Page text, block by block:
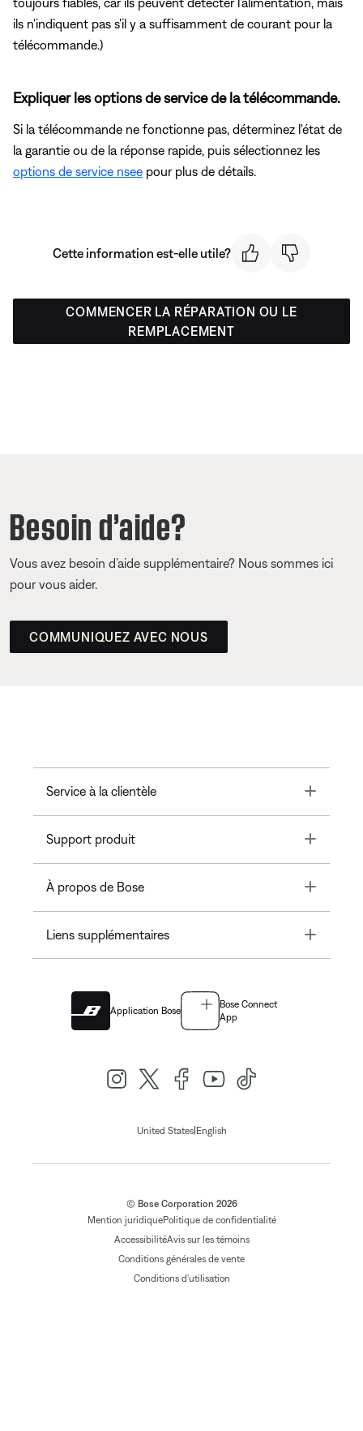
ils n'indiquent pas s'il y a suffisamment de courant pour la
télécommande.)
Expliquer les options de service de la télécommande.
Si la télécommande ne fonctionne pas, déterminez l'état de
la garantie ou de la réponse rapide, puis sélectionnez les
options de service nsee pour plus de détails.
Cette information est-elle utile?
COMMENCER LA RÉPARATION OU LE
REMPLACEMENT
Besoin d’aide?
Vous avez besoin d’aide supplémentaire? Nous sommes ici
pour vous aider.
COMMUNIQUEZ AVEC NOUS
Service à la clientèle Toggle
Support produit Toggle
À propos de Bose Toggle
Liens supplémentaires Toggle
Application Bose
Bose Connect
App
United States| English
© Bose Corporation 2026
Mention juridiquePolitique de confidentialité
AccessibilitéAvis sur les témoins
Conditions générales de vente
Conditions d'utilisation